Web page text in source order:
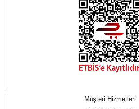
Müşteri Hizmetleri